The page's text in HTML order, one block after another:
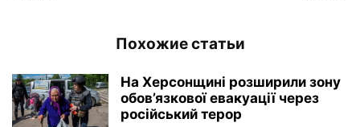
Похожие статьи
На Херсонщині розширили зону
обов’язкової евакуації через
російський терор